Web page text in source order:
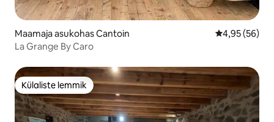
Maamaja asukohas Cantoin Keskmine
4,95 (56)
La Grange By Caro
Külaliste lemmik
Külaliste lemmik